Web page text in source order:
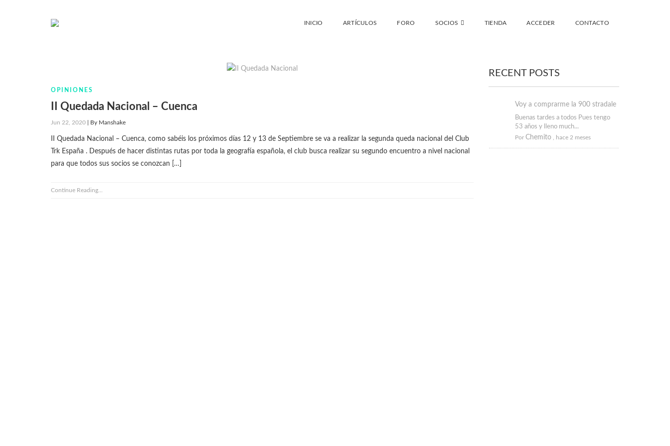
INICIO ARTÍCULOS FORO SOCIOS TIENDA ACCEDER CONTACTO
OPINIONES
II Quedada Nacional – Cuenca
Jun 22, 2020 By Manshake
II Quedada Nacional – Cuenca, como sabéis los próximos días 12 y 13 de Septiembre se va a realizar la segunda queda nacional del Club
Trk España . Después de hacer distintas rutas por toda la geografía española, el club busca realizar su segundo encuentro a nivel nacional
para que todos sus socios se conozcan […]
Continue Reading...
RECENT POSTS
Voy a comprarme la 900 stradale
Buenas tardes a todos Pues tengo
53 años y lleno much...
Por Chemito, hace 2 meses